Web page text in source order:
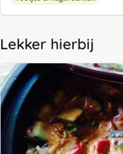
Lekker hierbij